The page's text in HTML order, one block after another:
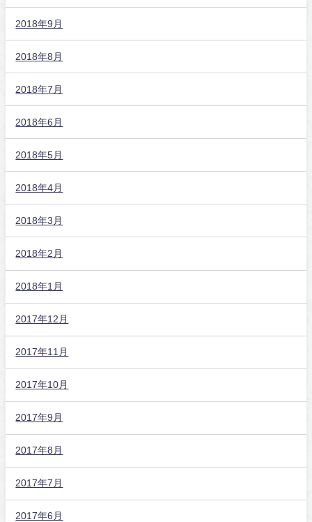
2018年9月
2018年8月
2018年7月
2018年6月
2018年5月
2018年4月
2018年3月
2018年2月
2018年1月
2017年12月
2017年11月
2017年10月
2017年9月
2017年8月
2017年7月
2017年6月